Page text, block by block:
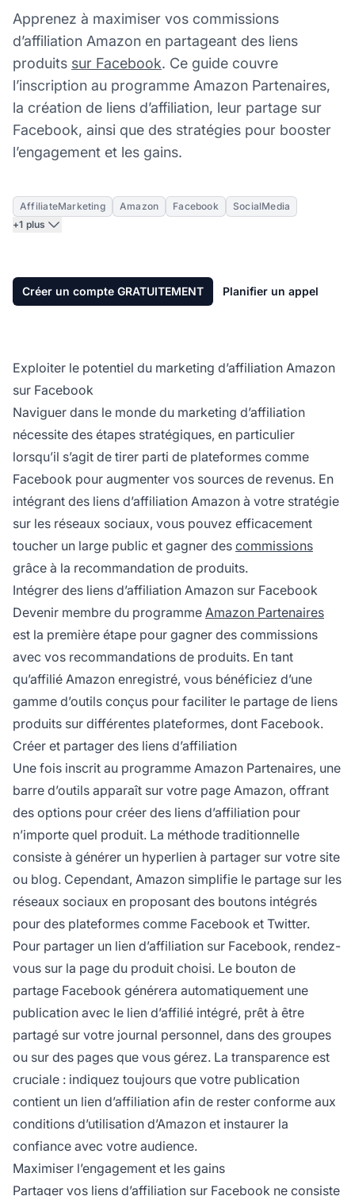
Apprenez à maximiser vos commissions
d’affiliation Amazon en partageant des liens
produits sur Facebook. Ce guide couvre
l’inscription au programme Amazon Partenaires,
la création de liens d’affiliation, leur partage sur
Facebook, ainsi que des stratégies pour booster
l’engagement et les gains.
AffiliateMarketing Amazon Facebook
SocialMedia
+1 plus
Créer un compte GRATUITEMENT Planifier un appel
Exploiter le potentiel du marketing d’affiliation Amazon
sur Facebook
Naviguer dans le monde du marketing d’affiliation
nécessite des étapes stratégiques, en particulier
lorsqu’il s’agit de tirer parti de plateformes comme
Facebook pour augmenter vos sources de revenus. En
intégrant des liens d’affiliation Amazon à votre stratégie
sur les réseaux sociaux, vous pouvez efficacement
toucher un large public et gagner des commissions
grâce à la recommandation de produits.
Intégrer des liens d’affiliation Amazon sur Facebook
Devenir membre du programme Amazon Partenaires
est la première étape pour gagner des commissions
avec vos recommandations de produits. En tant
qu’affilié Amazon enregistré, vous bénéficiez d’une
gamme d’outils conçus pour faciliter le partage de liens
produits sur différentes plateformes, dont Facebook.
Créer et partager des liens d’affiliation
Une fois inscrit au programme Amazon Partenaires, une
barre d’outils apparaît sur votre page Amazon, offrant
des options pour créer des liens d’affiliation pour
n’importe quel produit. La méthode traditionnelle
consiste à générer un hyperlien à partager sur votre site
ou blog. Cependant, Amazon simplifie le partage sur les
réseaux sociaux en proposant des boutons intégrés
pour des plateformes comme Facebook et Twitter.
Pour partager un lien d’affiliation sur Facebook, rendez-
vous sur la page du produit choisi. Le bouton de
partage Facebook générera automatiquement une
publication avec le lien d’affilié intégré, prêt à être
partagé sur votre journal personnel, dans des groupes
ou sur des pages que vous gérez. La transparence est
cruciale : indiquez toujours que votre publication
contient un lien d’affiliation afin de rester conforme aux
conditions d’utilisation d’Amazon et instaurer la
confiance avec votre audience.
Maximiser l’engagement et les gains
Partager vos liens d’affiliation sur Facebook ne consiste